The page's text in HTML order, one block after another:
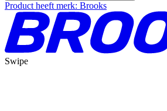
Product heeft merk: Brooks
Swipe